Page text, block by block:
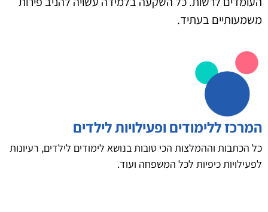
משמעותיים בעתיד.
המרכז ללימודים ופעילויות לילדים
כל הכתבות וההמלצות הכי טובות בנושא לימודים לילדים, רעיונות
לפעילויות כיפיות לכל המשפחה ועוד.